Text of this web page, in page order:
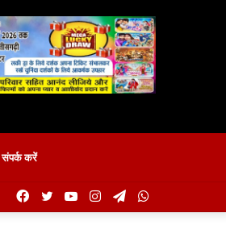
संपर्क करें
Telegram
Instagram
YouTube
Twitter
Facebook